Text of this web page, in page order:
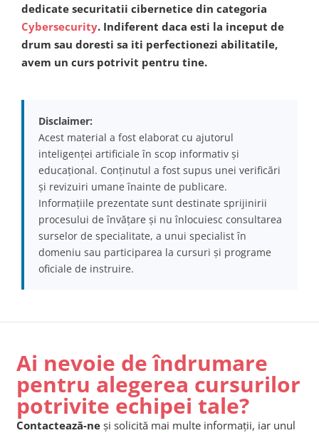
dedicate securitatii cibernetice din categoria
Cybersecurity. Indiferent daca esti la inceput de
drum sau doresti sa iti perfectionezi abilitatile,
avem un curs potrivit pentru tine.
Disclaimer:
Acest material a fost elaborat cu ajutorul
inteligenței artificiale în scop informativ și
educațional. Conținutul a fost supus unei verificări
și revizuiri umane înainte de publicare.
Informațiile prezentate sunt destinate sprijinirii
procesului de învățare și nu înlocuiesc consultarea
surselor de specialitate, a unui specialist în
domeniu sau participarea la cursuri și programe
oficiale de instruire.
Ai nevoie de îndrumare
pentru alegerea cursurilor
potrivite echipei tale?
Contactează-ne și solicită mai multe informații, iar unul